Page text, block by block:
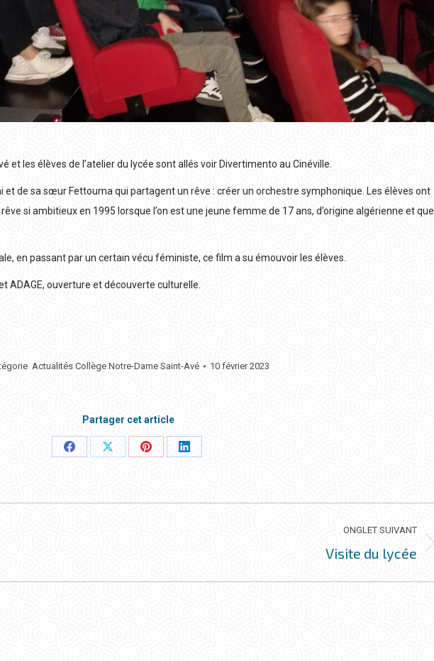
et les élèves de l’atelier du lycée sont allés voir Divertimento au Cinéville.
et de sa sœur Fettouma qui partagent un rêve : créer un orchestre symphonique. Les élèves ont
si ambitieux en 1995 lorsque l’on est une jeune femme de 17 ans, d’origine algérienne et que
en passant par un certain vécu féministe, ce film a su émouvoir les élèves.
ADAGE, ouverture et découverte culturelle.
Actualités Collège Notre-Dame Saint-Avé 10 février 2023
Partager cet article
PartagerPartagerPartagerPartager
ONGLET SUIVANT
Visite du lycée